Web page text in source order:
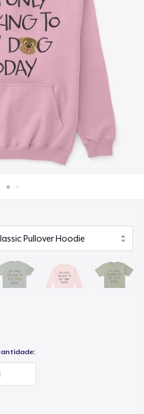
todo lugar
coisa
Tee
Next Level 3600 | Premium Ring-Spun Cotton T-Shirt